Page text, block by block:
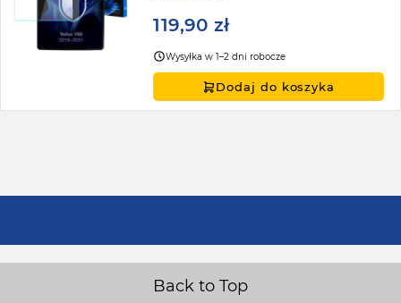
119,90 zł
Wysyłka w 1–2 dni robocze
Dodaj do koszyka
Back to Top